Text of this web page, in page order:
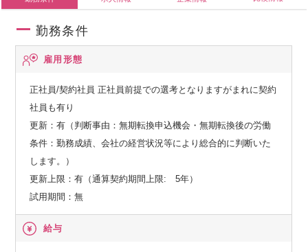
勤務条件
雇用形態
正社員/契約社員 正社員前提での選考となりますがまれに契約
社員も有り
更新：有（判断事由：無期転換申込機会・無期転換後の労働
条件：勤務成績、会社の経営状況等により総合的に判断いた
します。）
更新上限：有（通算契約期間上限: 5年）
試用期間：無
給与